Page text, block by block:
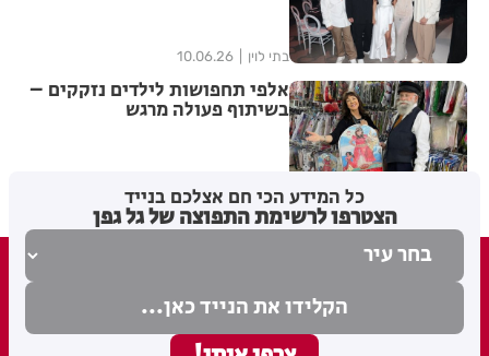
בתי לוין 10.06.26
אלפי תחפושות לילדים נזקקים –
בשיתוף פעולה מרגש
כל המידע הכי חם אצלכם בנייד
הצטרפו לרשימת התפוצה של גל גפן